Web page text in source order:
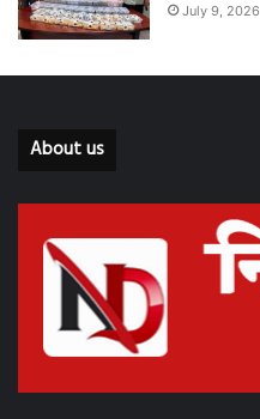
July 9, 2026
About us